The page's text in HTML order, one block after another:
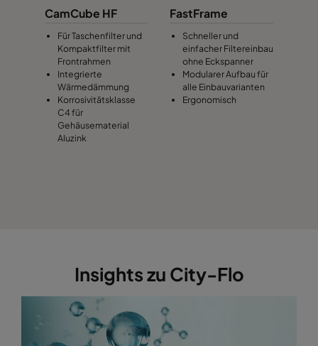
CamCube HF
Für Taschenfilter und
Kompaktfilter mit
Frontrahmen
Integrierte
Wärmedämmung
Korrosivitätsklasse
C4 für
Gehäusematerial
Aluzink
FastFrame
Schneller und
einfacher Filtereinbau
ohne Eckspanner
Modularer Aufbau für
alle Einbauvarianten
Ergonomisch
Insights zu City-Flo